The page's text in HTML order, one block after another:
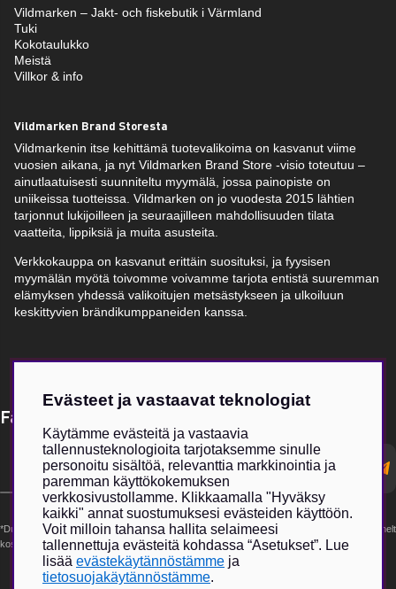
Vildmarken – Jakt- och fiskebutik i Värmland
Tuki
Kokotaulukko
Meistä
Villkor & info
Vildmarken Brand Storesta
Vildmarkenin itse kehittämä tuotevalikoima on kasvanut viime
vuosien aikana, ja nyt Vildmarken Brand Store -visio toteutuu –
ainutlaatuisesti suunniteltu myymälä, jossa painopiste on
uniikeissa tuotteissa. Vildmarken on jo vuodesta 2015 lähtien
tarjonnut lukijoilleen ja seuraajilleen mahdollisuuden tilata
vaatteita, lippiksiä ja muita asusteita.
Verkkokauppa on kasvanut erittäin suosituksi, ja fyysisen
myymälän myötä toivomme voivamme tarjota entistä suuremman
elämyksen yhdessä valikoitujen metsästykseen ja ulkoiluun
keskittyvien brändikumppaneiden kanssa.
Få Magasin Vildmarken direkt till din e-post!*
postadress
*Du kan även få erbjudanden och nyheter från samarbetspartners. Din prenumeration är helt
kostnadsfri och kan avslutas när som helst.
Evästeet ja vastaavat teknologiat
Käytämme evästeitä ja vastaavia
tallennusteknologioita tarjotaksemme sinulle
personoitu sisältöä, relevanttia markkinointia ja
paremman käyttökokemuksen
verkkosivustollamme. Klikkaamalla "Hyväksy
kaikki" annat suostumuksesi evästeiden käyttöön.
Voit milloin tahansa hallita selaimeesi
tallennettuja evästeitä kohdassa “Asetukset”. Lue
lisää evästekäytännöstämme ja
tietosuojakäytännöstämme.